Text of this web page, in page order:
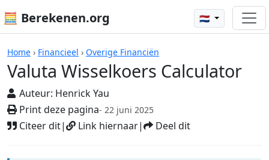
🧮 Berekenen.org 🇳🇱
Home › Financieel › Overige Financiën
Valuta Wisselkoers Calculator
Auteur: Henrick Yau
Print deze pagina- 22 juni 2025
Citeer dit| Link hiernaar| Deel dit
Rekenmachines